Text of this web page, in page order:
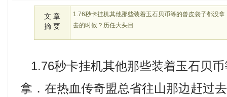
文 章
摘 要
1.76秒卡挂机其他那些装着玉石贝币等的兽皮袋子都没
去的时候？历任大头目
1.76秒卡挂机其他那些装着玉石贝
拿．在热血传奇盟总省往山那边赶过